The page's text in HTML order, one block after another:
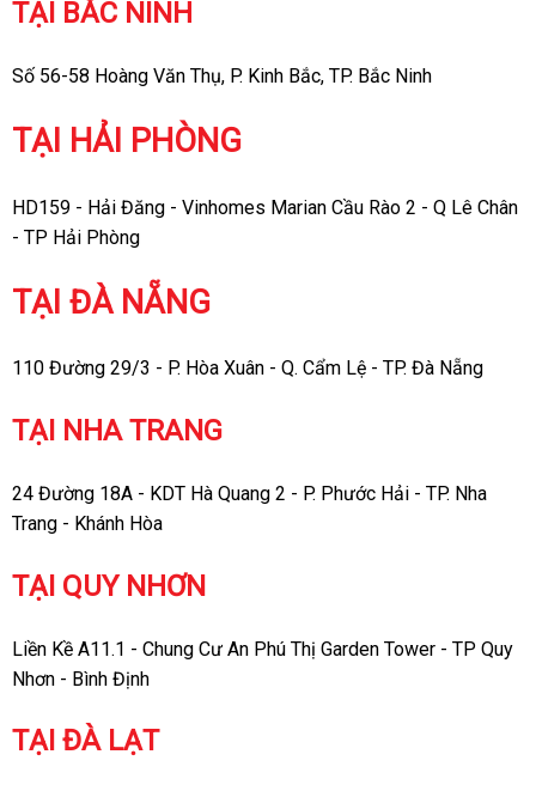
TẠI BẮC NINH
Số 56-58 Hoàng Văn Thụ, P. Kinh Bắc, TP. Bắc Ninh
TẠI HẢI PHÒNG
HD159 - Hải Đăng - Vinhomes Marian Cầu Rào 2 - Q Lê Chân
- TP Hải Phòng
TẠI ĐÀ NẴNG
110 Đường 29/3 - P. Hòa Xuân - Q. Cẩm Lệ - TP. Đà Nẵng
TẠI NHA TRANG
24 Đường 18A - KDT Hà Quang 2 - P. Phước Hải - TP. Nha
Trang - Khánh Hòa
TẠI QUY NHƠN
Liền Kề A11.1 - Chung Cư An Phú Thị Garden Tower - TP Quy
Nhơn - Bình Định
TẠI ĐÀ LẠT